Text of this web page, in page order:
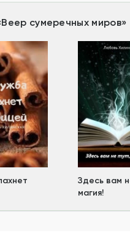
Веер сумеречных миров»
Здесь вам
магия!